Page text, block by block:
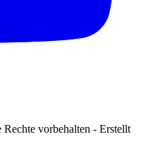
vorbehalten - Erstellt